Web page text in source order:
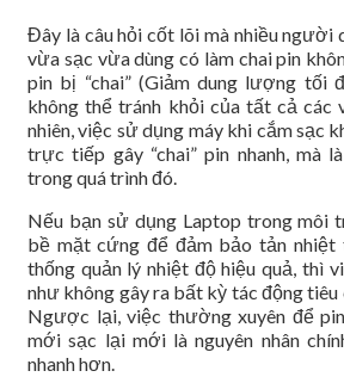
Đây là câu hỏi cốt lõi mà nhiều người
vừa sạc vừa dùng có làm chai pin
pin bị “chai” (Giảm dung lượng tối
không thể tránh khỏi của tất cả các
nhiên, việc sử dụng máy khi cắm sạc
trực tiếp gây “chai” pin nhanh, mà
trong quá trình đó.
Nếu bạn sử dụng Laptop trong môi
bề mặt cứng để đảm bảo tản nhiệt
thống quản lý nhiệt độ hiệu quả, thì
như không gây ra bất kỳ tác động
Ngược lại, việc thường xuyên để
mới sạc lại mới là nguyên nhân
nhanh hơn.